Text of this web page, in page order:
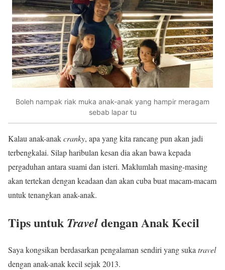
Boleh nampak riak muka anak-anak yang hampir meragam
sebab lapar tu
Kalau anak-anakcranky, apa yang kita rancang pun akan jadi
terbengkalai. Silap haribulan kesan dia akan bawa kepada
pergaduhan antara suami dan isteri. Maklumlah masing-masing
akan tertekan dengan keadaan dan akan cuba buat macam-macam
untuk tenangkan anak-anak.
Tips untuk Traveldengan Anak Kecil
Saya kongsikan berdasarkan pengalaman sendiri yang sukatravel
dengan anak-anak kecil sejak 2013.